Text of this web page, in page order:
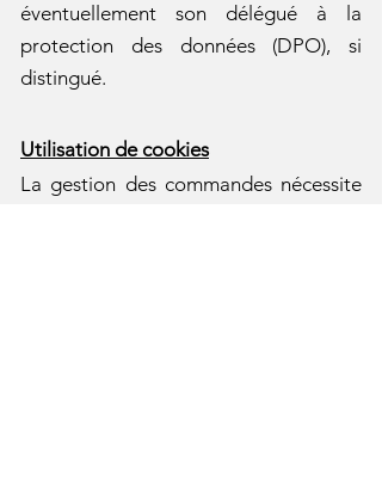
éventuellement son délégué à la
protection des données (DPO), si
distingué.
Utilisation de cookies
La gestion des commandes nécessite